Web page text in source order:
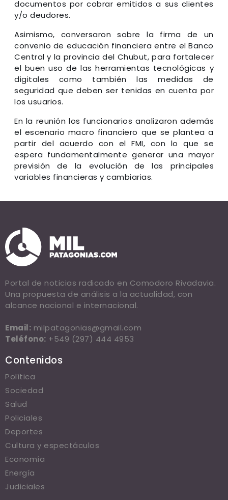
documentos por cobrar emitidos a sus clientes
y/o deudores.
Asimismo, conversaron sobre la firma de un
convenio de educación financiera entre el Banco
Central y la provincia del Chubut, para fortalecer
el buen uso de las herramientas tecnológicas y
digitales como también las medidas de
seguridad que deben ser tenidas en cuenta por
los usuarios.
En la reunión los funcionarios analizaron además
el escenario macro financiero que se plantea a
partir del acuerdo con el FMI, con lo que se
espera fundamentalmente generar una mayor
previsión de la evolución de las principales
variables financieras y cambiarias.
Portal de noticias radicado en Comodoro Rivadavia.
Una propuesta de análisis a la actualidad, con
alcance nacional e internacional.
Email: milpatagonias@gmail.com
Teléfono: +549 (297) 444 4953
Contenidos
Política
Sociedad
Salud
Policiales
Deportes
Cultura y espectáculos
Economía
Energía
Judiciales